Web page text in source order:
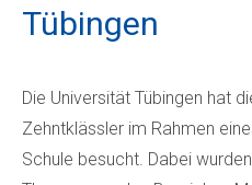
Tübingen
Die Universität Tübingen hat
Zehntklässler im Rahmen
Schule besucht. Dabei